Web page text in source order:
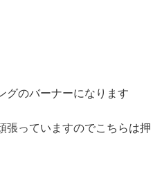
グのバーナーになります
張っていますのでこちらは押